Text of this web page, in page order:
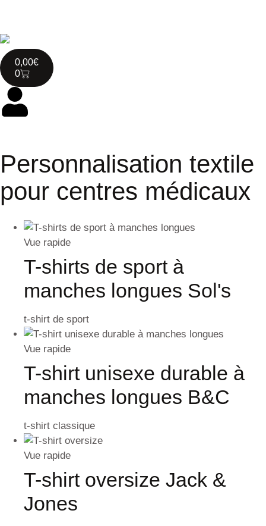
0,00€
0
Personnalisation textile
pour centres médicaux
Vue rapide
T-shirts de sport à
manches longues Sol's
t-shirt de sport
Vue rapide
T-shirt unisexe durable à
manches longues B&C
t-shirt classique
Vue rapide
T-shirt oversize Jack &
Jones